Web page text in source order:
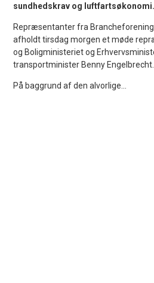
sundhedskrav og luftfartsøkonomi.
Repræsentanter fra
afholdt tirsdag morgen et møde
og Boligministeriet og
transportminister Benny Engelbrecht.
På baggrund af den alvorlige...